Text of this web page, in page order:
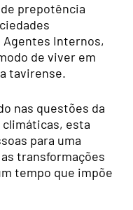
prepotência
Internos,
de viver em
tavirense.
nas questões da
esta
para uma
transformações
tempo que impõe